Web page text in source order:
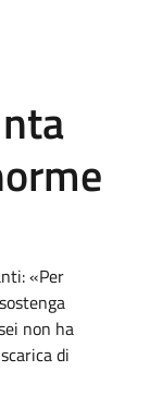
«Per
non ha
di